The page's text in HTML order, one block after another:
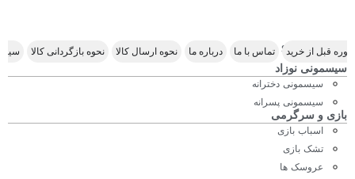
Scroll Right
قبل از خرید تماس با ما درباره ما نحوه ارسال کالا نحوه بازگردانی کالا
سیسمونی نوزاد
سیسمونی دخترانه
سیسمونی پسرانه
بازی و سرگرمی
اسباب بازی
تشک بازی
عروسک ها